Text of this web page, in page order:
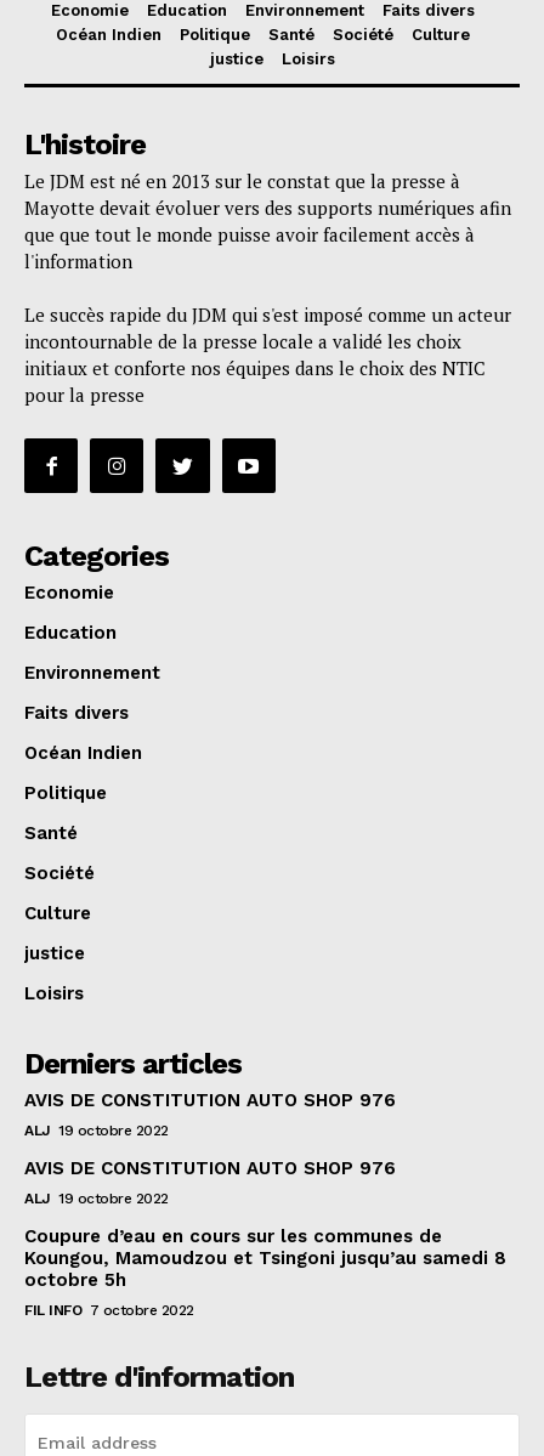
Economie Education Environnement
Faits divers
Océan Indien
Politique Santé Société
Culture
justice
Loisirs
L'histoire
Le JDM est né en 2013 sur le constat que la presse à
Mayotte devait évoluer vers des supports numériques afin
que que tout le monde puisse avoir facilement accès à
l'information
Le succès rapide du JDM qui s'est imposé comme un acteur
incontournable de la presse locale a validé les choix
initiaux et conforte nos équipes dans le choix des NTIC
pour la presse
Categories
Economie
Education
Environnement
Faits divers
Océan Indien
Politique
Santé
Société
Culture
justice
Loisirs
Derniers articles
AVIS DE CONSTITUTION AUTO SHOP 976
ALJ 19 octobre 2022
AVIS DE CONSTITUTION AUTO SHOP 976
ALJ 19 octobre 2022
Coupure d’eau en cours sur les communes de
Koungou, Mamoudzou et Tsingoni jusqu’au samedi 8
octobre 5h
FIL INFO 7 octobre 2022
Lettre d'information